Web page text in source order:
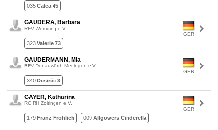
035 Calea 45
GER
GAUDERA, Barbara
RFV Wemding e.V.
323 Valerie 73
GER
GAUDERMANN, Mia
RFV Donauwörth-Mertingen e.V.
340 Desirée 3
GER
GAYER, Katharina
RC RH Zoltingen e.V.
179 Franz Fröhlich 009 Allgöwers Cinderella